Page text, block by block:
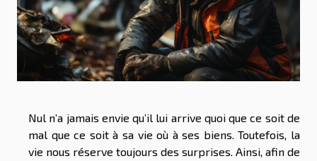
Nul n’a jamais envie qu’il lui arrive quoi que ce soit de
mal que ce soit à sa vie où à ses biens. Toutefois, la
vie nous réserve toujours des surprises. Ainsi, afin de